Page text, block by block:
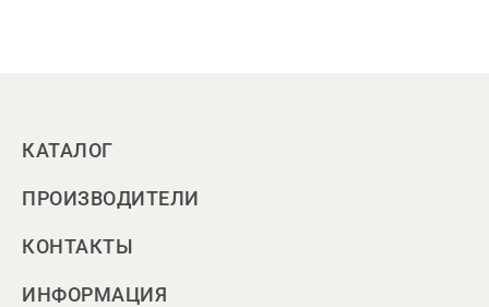
КАТАЛОГ
ПРОИЗВОДИТЕЛИ
КОНТАКТЫ
ИНФОРМАЦИЯ